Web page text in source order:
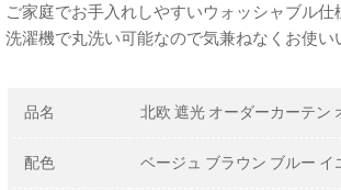
ご家庭でお手入れしやすいウォッシャブル仕
洗濯機で丸洗い可能なので気兼ねなくお使い
品名 北欧 遮光 オーダーカーテン
配色 ベージュ ブラウン ブルー イ